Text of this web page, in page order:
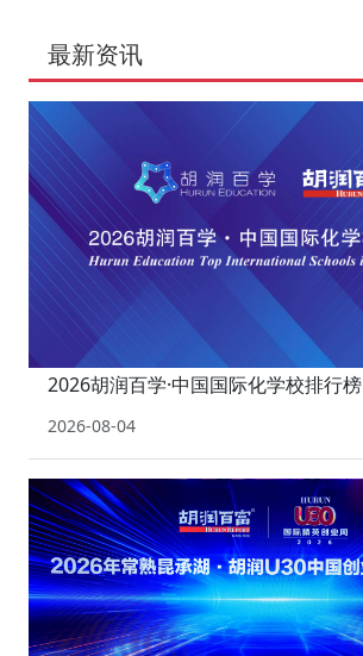
最新资讯
2026胡润百学·中国国际化学校排行榜
2026-08-04